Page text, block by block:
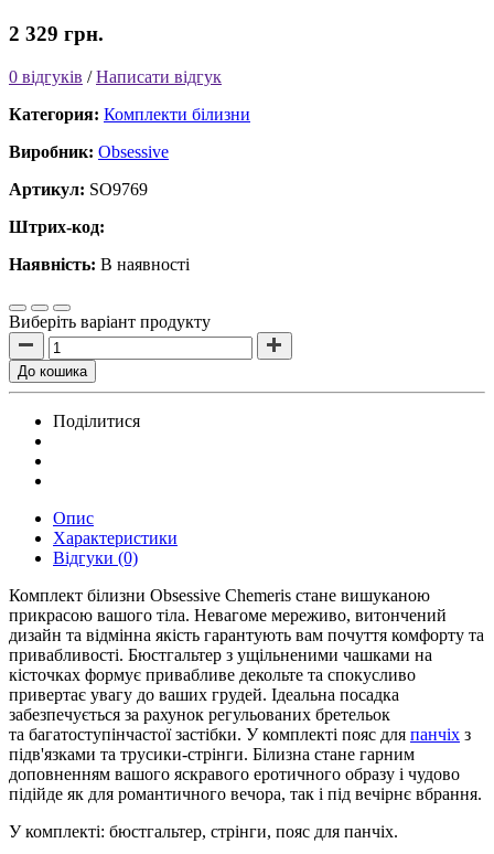
2 329 грн.
0 відгуків /Написати відгук
Категория: Комплекти білизни
Виробник: Obsessive
Артикул: SO9769
Штрих-код:
Наявність: В наявності
Виберіть варіант продукту
До кошика
Поділитися
Опис
Характеристики
Відгуки (0)
Комплект білизни Obsessive Chemeris стане вишуканою
прикрасою вашого тіла. Невагоме мереживо, витончений
дизайн та відмінна якість гарантують вам почуття комфорту та
привабливості. Бюстгальтер з ущільненими чашками на
кісточках формує привабливе декольте та спокусливо
привертає увагу до ваших грудей. Ідеальна посадка
забезпечується за рахунок регульованих бретельок
та багатоступінчастої застібки. У комплекті пояс для панчіх з
підв'язками та трусики-стрінги. Білизна стане гарним
доповненням вашого яскравого еротичного образу і чудово
підійде як для романтичного вечора, так і під вечірнє вбрання.
У комплекті: бюстгальтер, стрінги, пояс для панчіх.